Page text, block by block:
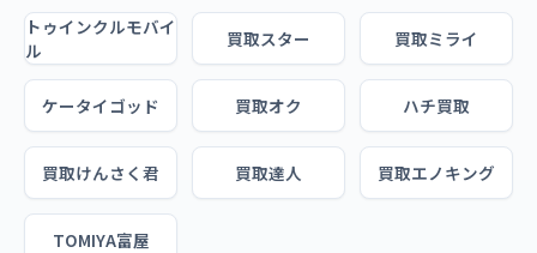
トゥインクルモバイ
ル
買取スター 買取ミライ
ケータイゴッド 買取オク ハチ買取
買取けんさく君 買取達人 買取エノキング
TOMIYA富屋